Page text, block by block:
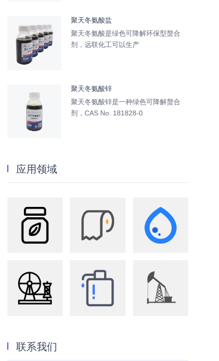
聚天冬氨酸盐
聚天冬氨酸是绿色可降解环保型螯合
剂，远联化工可以生产
聚天冬氨酸锌
聚天冬氨酸锌是一种绿色可降解螯合
剂，CAS No. 181828-0
应用领域
农业 水处理
纺织 洗化
联系我们